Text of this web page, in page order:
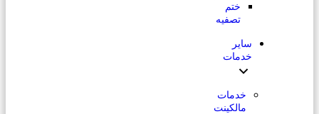
ختم
تصفیه
سایر
خدمات
خدمات
مالکینت